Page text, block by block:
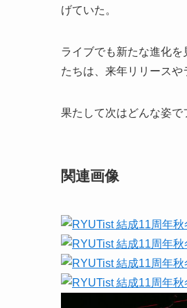
げていた。
ライブでも新たな進化
たちは、来年リリースや
果たして次はどんな姿で
関連画像